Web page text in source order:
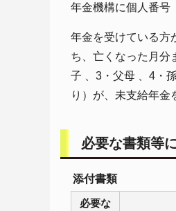
年金機構に個人番号
年金を受けている方
ち、亡くなった月分
子 、3・父母 、4・
り）が、未支給年金
必要な書類等
添付書類
必要な